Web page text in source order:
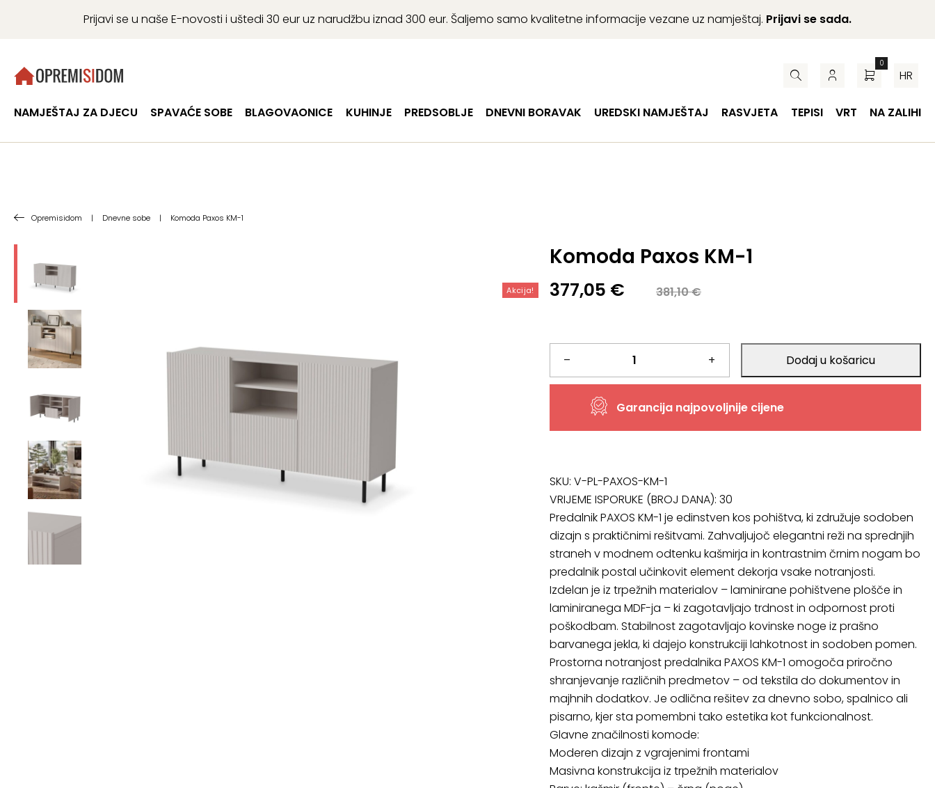
Prijavi se u naše E-novosti i uštedi 30 eur uz narudžbu iznad 300 eur. Šaljemo samo kvalitetne informacije vezane uz namještaj. Prijavi se sada.
0
HR
NAMJEŠTAJ ZA DJECU SPAVAĆE SOBE BLAGOVAONICE KUHINJE PREDSOBLJE DNEVNI BORAVAK UREDSKI NAMJEŠTAJ RASVJETA TEPISI VRT NA ZALIHI
Opremisidom | Dnevne sobe | Komoda Paxos KM-1
Komoda Paxos KM-1
Akcija! 381,10€
Izvorna
je:
381,10 €.
377,05 €
Trenutna
377,05 €.
–
Komoda
Paxos
količina
+ Dodaj u košaricu
Garancija najpovoljnije cijene
SKU: V-PL-PAXOS-KM-1
VRIJEME ISPORUKE (BROJ DANA): 30
Predalnik PAXOS KM-1 je edinstven kos pohištva, ki združuje sodoben
dizajn s praktičnimi rešitvami. Zahvaljujoč elegantni reži na sprednjih
straneh v modnem odtenku kašmirja in kontrastnim črnim nogam bo
predalnik postal učinkovit element dekorja vsake notranjosti.
Izdelan je iz trpežnih materialov – laminirane pohištvene plošče in
laminiranega MDF-ja – ki zagotavljajo trdnost in odpornost proti
poškodbam. Stabilnost zagotavljajo kovinske noge iz prašno
barvanega jekla, ki dajejo konstrukciji lahkotnost in sodoben pomen.
Prostorna notranjost predalnika PAXOS KM-1 omogoča priročno
shranjevanje različnih predmetov – od tekstila do dokumentov in
majhnih dodatkov. Je odlična rešitev za dnevno sobo, spalnico ali
pisarno, kjer sta pomembni tako estetika kot funkcionalnost.
Glavne značilnosti komode:
Moderen dizajn z vgrajenimi frontami
Masivna konstrukcija iz trpežnih materialov